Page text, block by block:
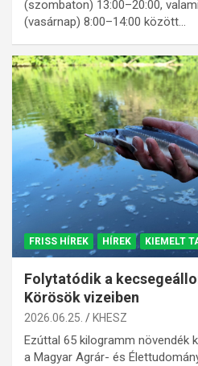
(szombaton) 13:00–20:00,
(vasárnap) 8:00–14:00 között…
FRISS HÍREK HÍREK KIEMELT
Folytatódik a
Körösök vizeiben
2026.06.25. KHESZ
Ezúttal 65 kilogramm növendék
a Magyar Agrár- és